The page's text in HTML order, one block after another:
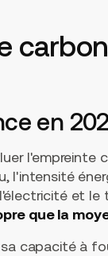
en
l'empreinte
l'intensité
et le
que la
capacité à